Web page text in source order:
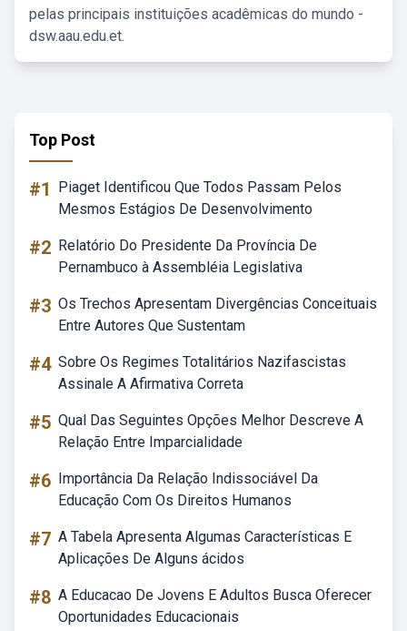
pelas principais instituições acadêmicas do mundo -
dsw.aau.edu.et.
Top Post
#1
Piaget Identificou Que Todos Passam Pelos
Mesmos Estágios De Desenvolvimento
#2 Relatório Do Presidente Da Província De
Pernambuco à Assembléia Legislativa
#3 Os Trechos Apresentam Divergências Conceituais
Entre Autores Que Sustentam
#4 Sobre Os Regimes Totalitários Nazifascistas
Assinale A Afirmativa Correta
#5 Qual Das Seguintes Opções Melhor Descreve A
Relação Entre Imparcialidade
#6 Importância Da Relação Indissociável Da
Educação Com Os Direitos Humanos
#7 A Tabela Apresenta Algumas Características E
Aplicações De Alguns ácidos
#8 A Educacao De Jovens E Adultos Busca Oferecer
Oportunidades Educacionais